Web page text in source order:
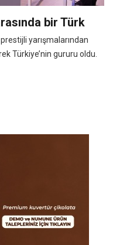
bir Türk
yarışmalarından
Türkiye’nin gururu oldu.